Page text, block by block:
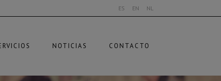
ES EN NL
NOTICIAS CONTACTO